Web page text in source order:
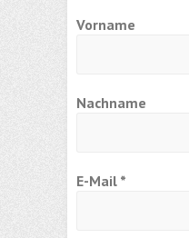
Vorname
Nachname
E-Mail *